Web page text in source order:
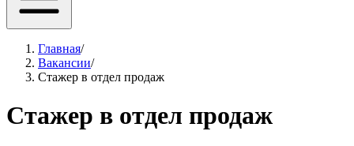
Главная/
Вакансии/
Стажер в отдел продаж
Стажер в отдел продаж